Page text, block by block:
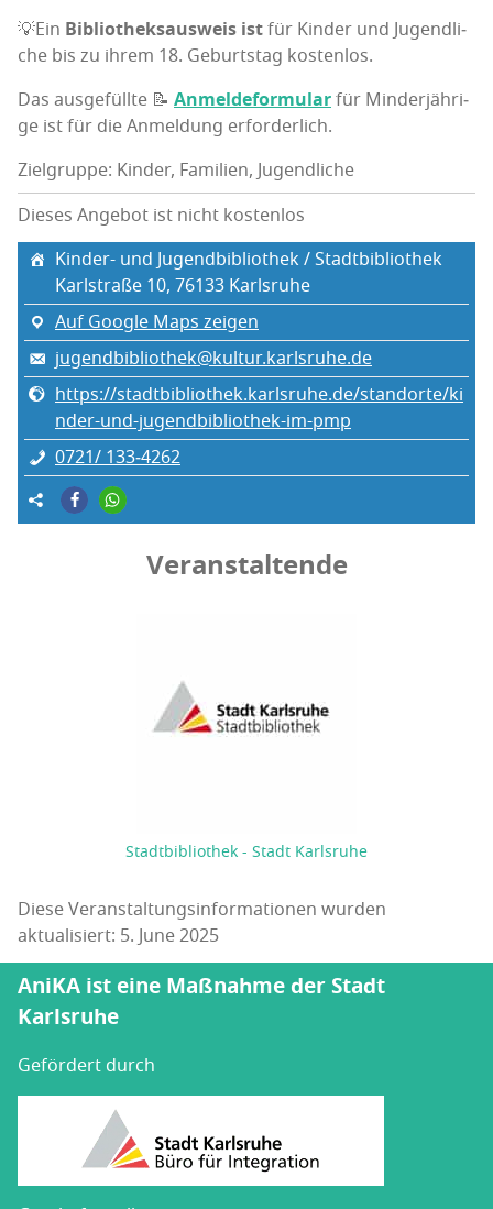
💡Ein Biblio­theks­aus­weis istfür Kin­der und Jugend­li­
che bis zu ihrem 18. Geburts­tag kostenlos.
Das aus­ge­füll­te 📝 Anmel­de­for­mu­larfür Min­der­jäh­ri­
ge ist für die Anmel­dung erforderlich.
Zielgruppe: Kinder, Familien, Jugendliche
Dieses Angebot ist nicht kostenlos
Kin­der- und Jugend­bi­blio­thek / Stadtbibliothek
Karl­stra­ße 10, 76133 Karls­ru­he
Auf Google Maps zeigen
jugendbibliothek@kultur.karlsruhe.de
https://stadtbibliothek.karlsruhe.de/standorte/ki
nder-und-jugendbibliothek-im-pmp
0721/ 133‑4262
Veranstaltende
Stadtbibliothek - Stadt Karlsruhe
Diese Veranstaltungsinformationen wurden
aktualisiert: 5. June 2025
AniKA ist eine Maßnahme der Stadt
Karlsruhe
Gefördert durch